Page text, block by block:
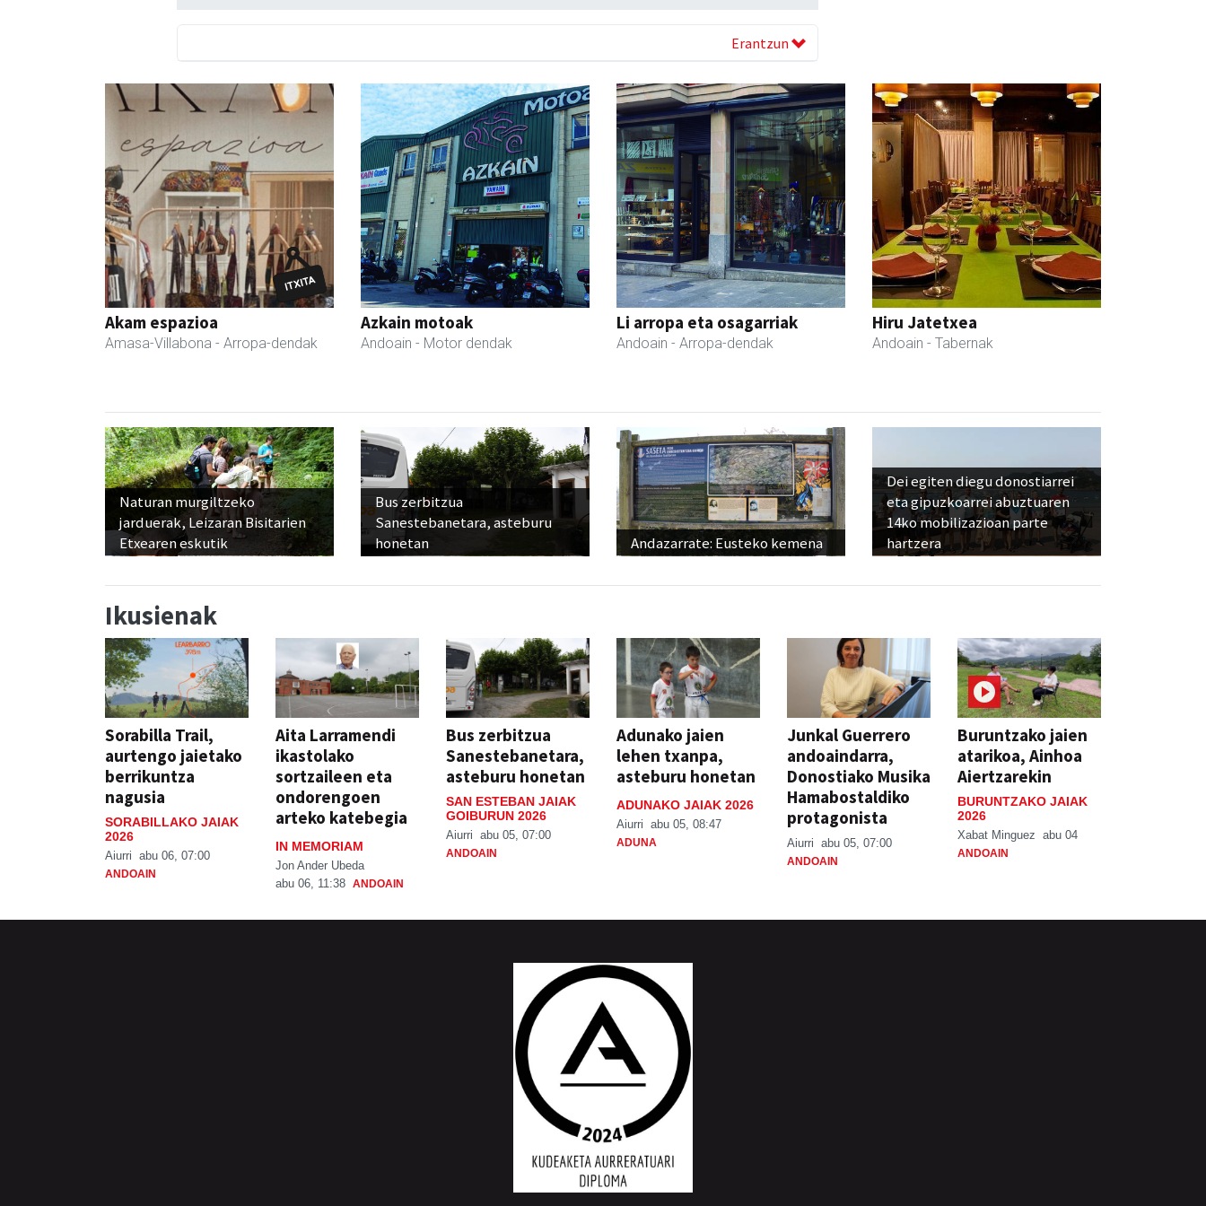
Erantzun
Akam espazioa
Amasa-Villabona - Arropa-dendak
Azkain motoak
Andoain - Motor dendak
Li arropa eta osagarriak
Andoain - Arropa-dendak
Hiru Jatetxea
Andoain - Tabernak
Naturan murgiltzeko
jarduerak, Leizaran Bisitarien
Etxearen eskutik
Bus zerbitzua
Sanestebanetara, asteburu
honetan
Andazarrate: Eusteko kemena
Dei egiten diegu donostiarrei
eta gipuzkoarrei abuztuaren
14ko mobilizazioan parte
hartzera
Ikusienak
Sorabilla Trail,
aurtengo jaietako
berrikuntza
nagusia
SORABILLAKO JAIAK
2026
Aiurri abu 06, 07:00
ANDOAIN
Aita Larramendi
ikastolako
sortzaileen eta
ondorengoen
arteko katebegia
IN MEMORIAM
Jon Ander Ubeda
abu 06, 11:38 ANDOAIN
Bus zerbitzua
Sanestebanetara,
asteburu honetan
SAN ESTEBAN JAIAK
GOIBURUN 2026
Aiurri abu 05, 07:00
ANDOAIN
Adunako jaien
lehen txanpa,
asteburu honetan
ADUNAKO JAIAK 2026
Aiurri abu 05, 08:47
ADUNA
Junkal Guerrero
andoaindarra,
Donostiako Musika
Hamabostaldiko
protagonista
Aiurri abu 05, 07:00
ANDOAIN
Buruntzako jaien
atarikoa, Ainhoa
Aiertzarekin
BURUNTZAKO JAIAK
2026
Xabat Minguez abu 04
ANDOAIN